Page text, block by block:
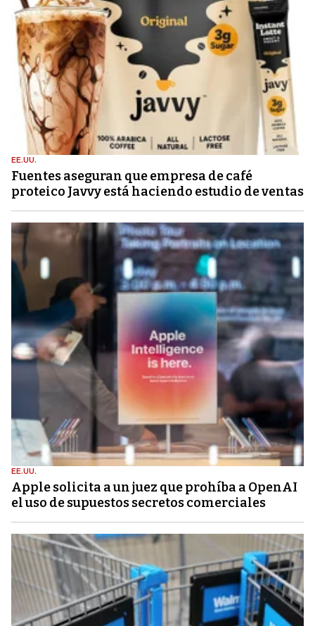
EE.UU.
Fuentes aseguran que empresa de café
proteico Javvy está haciendo estudio de ventas
EE.UU.
Apple solicita a un juez que prohíba a OpenAI
el uso de supuestos secretos comerciales